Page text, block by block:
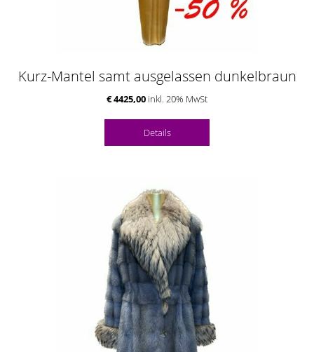
Kurz-Mantel samt ausgelassen dunkelbraun
€ 4425,00 inkl. 20% MwSt
Details